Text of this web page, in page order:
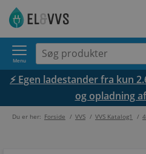
Menu
⚡ Egen ladestander fra kun
og opladning
Du er her: Forside / VVS / VVS Katalog1 /